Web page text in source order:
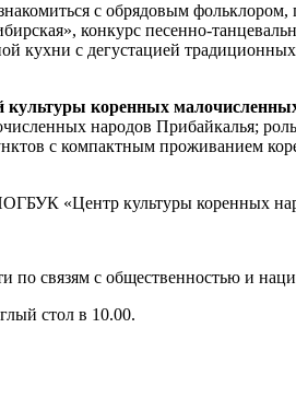
с обрядовым
конкурс песенно-
кухни с дегустацией
культуры коренных
народов Прибайкалья;
с компактным проживанием
«Центр культуры коренных
по связям с общественностью и
стол в 10.00.